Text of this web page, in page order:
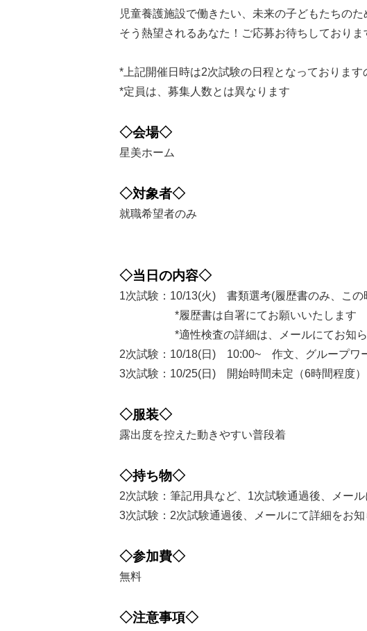
児童養護施設で働きたい、未来の子どもたちの
そう熱望されるあなた！ご応募お待ちしており
*上記開催日時は2次試験の日程となっておりま
*定員は、募集人数とは異なります
◇会場◇
星美ホーム
◇対象者◇
就職希望者のみ
◇当日の内容◇
1次試験：10/13(火) 書類選考(履歴書のみ、こ
*履歴書は自署にてお願いいたします
*適性検査の詳細は、メールにてお知ら
2次試験：10/18(日) 10:00~ 作文、グループワ
3次試験：10/25(日) 開始時間未定（6時間程度
◇服装◇
露出度を控えた動きやすい普段着
◇持ち物◇
2次試験：筆記用具など、1次試験通過後、メー
3次試験：2次試験通過後、メールにて詳細をお
◇参加費◇
無料
◇注意事項◇